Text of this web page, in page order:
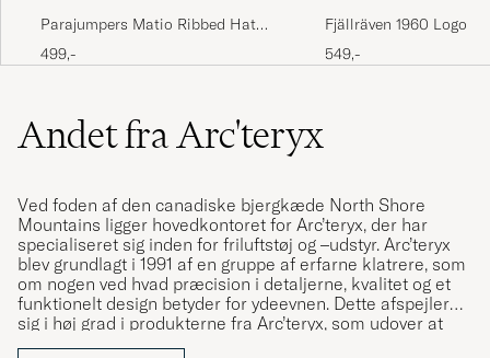
Parajumpers Matio Ribbed Hat
Mid Grey
499,-
Fjällräven 1960 Logo
Navy
549,-
Andet fra Arc'teryx
Ved foden af den canadiske bjergkæde North Shore
Mountains ligger hovedkontoret for Arc’teryx, der har
specialiseret sig inden for friluftstøj og –udstyr. Arc’teryx
blev grundlagt i 1991 af en gruppe af erfarne klatrere, som
om nogen ved hvad præcision i detaljerne, kvalitet og et
funktionelt design betyder for ydeevnen. Dette afspejler
sig i høj grad i produkterne fra Arc’teryx, som udover at
besidde gode funktionelle egenskaber også har et flot,